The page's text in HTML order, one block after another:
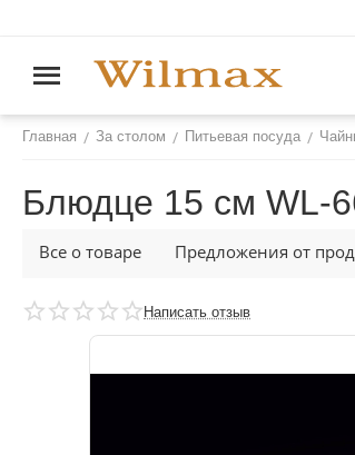
Главная / За столом / Питьевая посуда /
Блюдце 15 см
Все о товаре Предложения от
Написать отзыв